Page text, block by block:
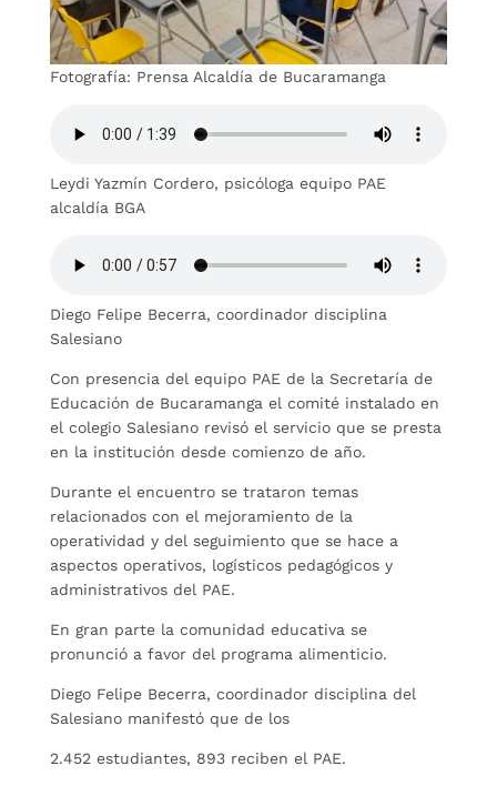
Fotografía: Prensa Alcaldía de Bucaramanga
Leydi Yazmín Cordero, psicóloga equipo PAE
alcaldía BGA
Diego Felipe Becerra, coordinador disciplina
Salesiano
Con presencia del equipo PAE de la Secretaría de
Educación de Bucaramanga el comité instalado en
el colegio Salesiano revisó el servicio que se presta
en la institución desde comienzo de año.
Durante el encuentro se trataron temas
relacionados con el mejoramiento de la
operatividad y del seguimiento que se hace a
aspectos operativos, logísticos pedagógicos y
administrativos del PAE.
En gran parte la comunidad educativa se
pronunció a favor del programa alimenticio.
Diego Felipe Becerra, coordinador disciplina del
Salesiano manifestó que de los
2.452 estudiantes, 893 reciben el PAE.